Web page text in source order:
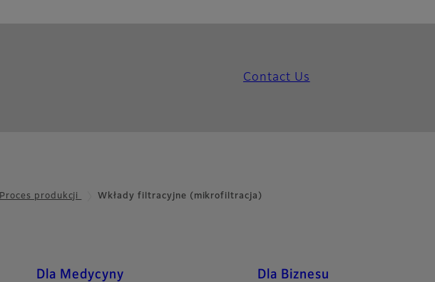
Contact Us
Proces produkcji Wkłady filtracyjne (mikrofiltracja)
Dla Medycyny Dla Biznesu